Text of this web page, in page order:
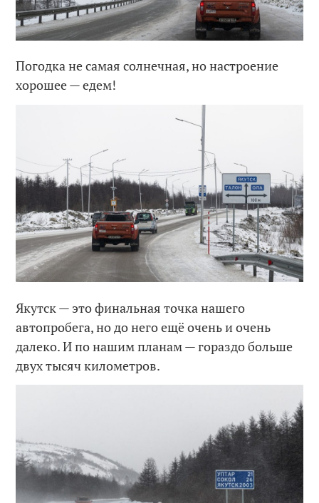
Погодка не самая солнечная, но настроение
хорошее — едем!
Якутск — это финальная точка нашего
автопробега, но до него ещё очень и очень
далеко. И по нашим планам — гораздо больше
двух тысяч километров.